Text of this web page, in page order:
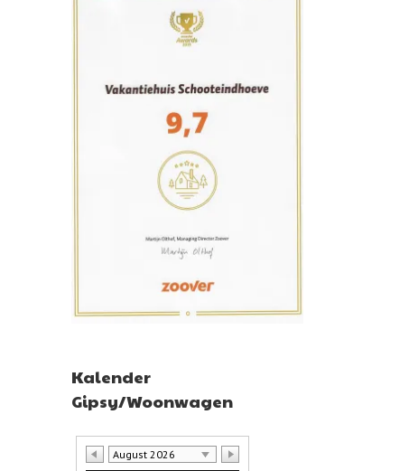
Kalender
Gipsy/Woonwagen
August 2026